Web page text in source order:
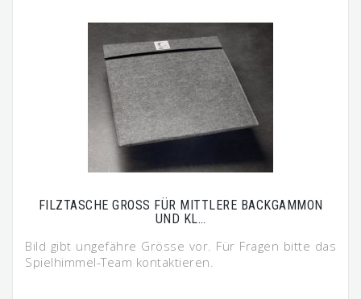
FILZTASCHE GROSS FÜR MITTLERE BACKGAMMON
UND KL…
Bild gibt ungefähre Grösse vor. Für Fragen bitte das
Spielhimmel-Team kontaktieren.